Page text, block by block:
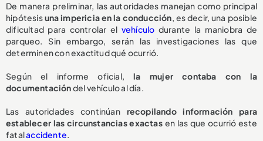
De manera preliminar, las autoridades manejan como principal
hipótesisuna impericia en la conducción, es decir, una posible
dificultad para controlar el vehículo durante la maniobra de
parqueo. Sin embargo, serán las investigaciones las que
determinen con exactitud qué ocurrió.
Según el informe oficial,la mujer contaba con la
documentacióndel vehículo al día.
Las autoridades continúan recopilando información para
establecer las circunstancias exactasen las que ocurrió este
fatalaccidente.